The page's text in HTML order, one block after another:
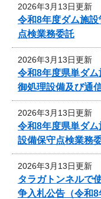
2026年3月13日更新
令和8年度ダム施
点検業務委託
2026年3月13日更新
令和8年度県単ダ
御処理設備及び通
2026年3月13日更新
令和8年度県単ダ
設備保守点検業務
2026年3月13日更新
タラガトンネルで
争入札公告（令和8